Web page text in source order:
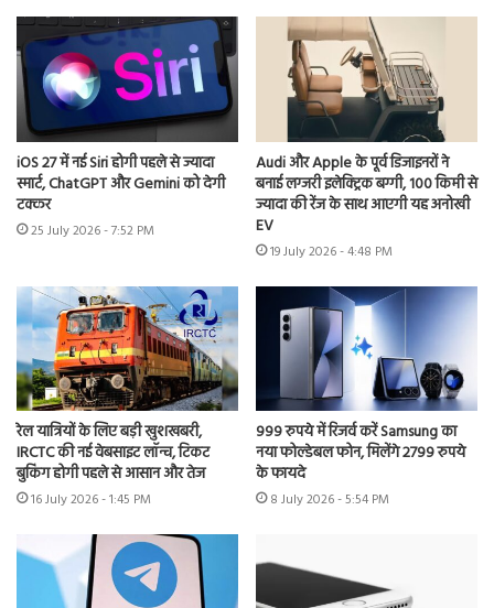
iOS 27 में नई Siri होगी पहले से ज्यादा
स्मार्ट, ChatGPT और Gemini को देगी
टक्कर
25 July 2026 - 7:52 PM
Audi और Apple के पूर्व डिजाइनरों ने
बनाई लग्जरी इलेक्ट्रिक बग्गी, 100 किमी से
ज्यादा की रेंज के साथ आएगी यह अनोखी
EV
19 July 2026 - 4:48 PM
रेल यात्रियों के लिए बड़ी खुशखबरी,
IRCTC की नई वेबसाइट लॉन्च, टिकट
बुकिंग होगी पहले से आसान और तेज
16 July 2026 - 1:45 PM
999 रुपये में रिजर्व करें Samsung का
नया फोल्डेबल फोन, मिलेंगे 2799 रुपये
के फायदे
8 July 2026 - 5:54 PM